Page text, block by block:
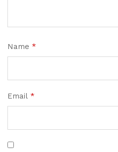
Name *
Email *